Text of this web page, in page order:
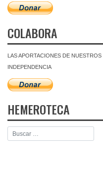
COLABORA
LAS APORTACIONES DE
INDEPENDENCIA
HEMEROTECA